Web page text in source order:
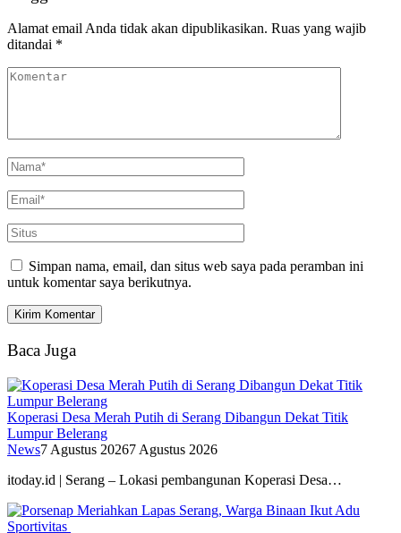
Alamat email Anda tidak akan dipublikasikan. Ruas yang wajib
ditandai *
Simpan nama, email, dan situs web saya pada peramban ini
untuk komentar saya berikutnya.
Baca Juga
Koperasi Desa Merah Putih di Serang Dibangun Dekat Titik
Lumpur Belerang
News7 Agustus 20267 Agustus 2026
itoday.id | Serang – Lokasi pembangunan Koperasi Desa…